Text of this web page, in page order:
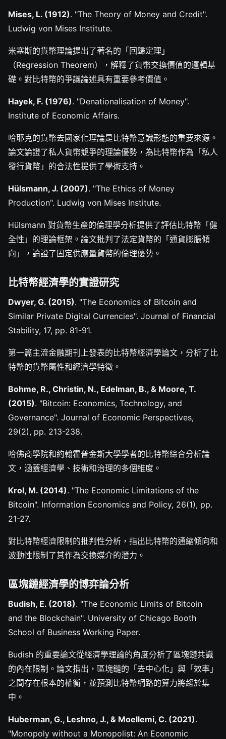
Mises, L. (1912). "The Theory of Money and Credit".
Ludwig von Mises Institute.
米塞斯的貨幣理論提出了著名的「回歸定理」
（Regression Theorem），解釋了貨幣交換價值的邏輯基
礎。對比特幣的爭議論述具有重要參考價值。
Hayek, F. (1976). "Denationalisation of Money".
Institute of Economic Affairs.
哈耶克的貨幣去國家化理論是比特幣意識形態的重要來源。
論文論證了私人貨幣競爭的理論優勢，為比特幣作為「私人
發行貨幣」的合法性提供了學術支持。
Hülsmann, J. (2007). "The Ethics of Money
Production". Ludwig von Mises Institute.
Hülsmann 對貨幣生產的倫理學分析提供了評估比特幣「健
全性」的理論框架。論文批判了法定貨幣的「通貨膨脹傾
向」，論證了固定供應量貨幣的倫理優勢。
比特幣經濟學的實證研究
Dwyer, G. (2015). "The Economics of Bitcoin and
Similar Private Digital Currencies". Journal of Financial
Stability, 17, pp. 81-91.
第一篇主流金融期刊上發表的比特幣經濟學論文，分析了比
特幣的貨幣屬性和經濟學特徵。
Bohme, R., Christin, N., Edelman, B., & Moore, T.
(2015). "Bitcoin: Economics, Technology, and
Governance". Journal of Economic Perspectives,
29(2), pp. 213-238.
哈佛商學院和約翰霍普金斯大學學者的比特幣綜合分析論
文，涵蓋經濟學、技術和治理的多個維度。
Krol, M. (2014). "The Economic Limitations of the
Bitcoin". Information Economics and Policy, 26(1), pp.
21-27.
對比特幣經濟限制的批判性分析，指出比特幣的通縮傾向和
波動性限制了其作為交換媒介的潛力。
區塊鏈經濟學的博弈論分析
Budish, E. (2018). "The Economic Limits of Bitcoin
and the Blockchain". University of Chicago Booth
School of Business Working Paper.
Budish 的重要論文從經濟學理論的角度分析了區塊鏈共識
的內在限制。論文指出，區塊鏈的「去中心化」與「效率」
之間存在根本的權衡，並預測比特幣網路的算力將趨於集
中。
Huberman, G., Leshno, J., & Moellemi, C. (2021).
"Monopoly without a Monopolist: An Economic